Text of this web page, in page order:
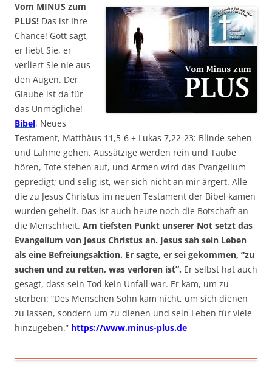
Vom MINUS zum
PLUS! Das ist Ihre
Chance! Gott sagt,
er liebt Sie, er
verliert Sie nie aus
den Augen. Der
Glaube ist da für
das Unmögliche!
Bibel, Neues
Testament, Matthäus 11,5-6 + Lukas 7,22-23: Blinde sehen
und Lahme gehen, Aussätzige werden rein und Taube
hören, Tote stehen auf, und Armen wird das Evangelium
gepredigt; und selig ist, wer sich nicht an mir ärgert. Alle
die zu Jesus Christus im neuen Testament der Bibel kamen
wurden geheilt. Das ist auch heute noch die Botschaft an
die Menschheit. Am tiefsten Punkt unserer Not setzt das
Evangelium von Jesus Christus an. Jesus sah sein Leben
als eine Befreiungsaktion. Er sagte, er sei gekommen, “zu
suchen und zu retten, was verloren ist”. Er selbst hat auch
gesagt, dass sein Tod kein Unfall war. Er kam, um zu
sterben: “Des Menschen Sohn kam nicht, um sich dienen
zu lassen, sondern um zu dienen und sein Leben für viele
hinzugeben.” https://www.minus-plus.de